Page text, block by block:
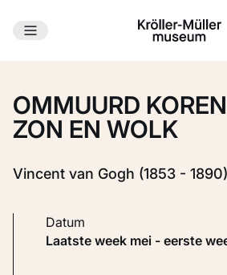
Ga naar hoofdinhoud
OMMUURD
ZON EN WOLK
Vincent van Gogh (1853 - 1890)
Datum
laatste week mei - eerste